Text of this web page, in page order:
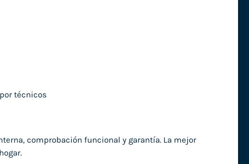
técnicos
comprobación funcional y garantía. La mejor